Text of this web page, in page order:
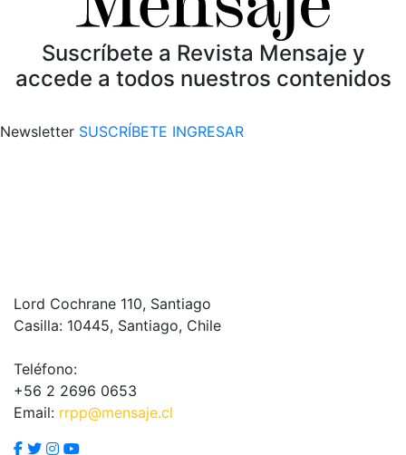
Suscríbete a Revista Mensaje y
accede a todos nuestros contenidos
Newsletter SUSCRÍBETE INGRESAR
Lord Cochrane 110, Santiago
Casilla: 10445, Santiago, Chile
Teléfono:
+56 2 2696 0653
Email: rrpp@mensaje.cl